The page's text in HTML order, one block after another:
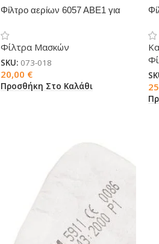
Φίλτρο αερίων 6057 ΑΒΕ1 για
Φίλτρα Μασκών
SKU: 073-018
20,00 €
Προσθήκη Στο Καλάθι